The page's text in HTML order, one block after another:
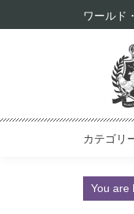
ワールド
カテゴリ
You are